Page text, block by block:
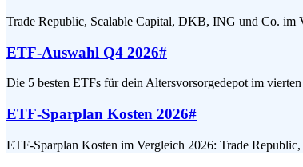
Trade Republic, Scalable Capital, DKB, ING und Co. im
ETF-Auswahl Q4 2026#
Die 5 besten ETFs für dein Altersvorsorgedepot im
ETF-Sparplan Kosten 2026#
ETF-Sparplan Kosten im Vergleich 2026: Trade